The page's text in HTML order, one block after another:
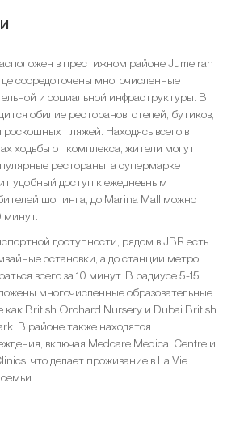
в престижном районе Jumeirah
сосредоточены многочисленные
и социальной инфраструктуры. В
обилие ресторанов, отелей, бутиков,
роскошных пляжей. Находясь всего в
ходьбы от комплекса, жители могут
рестораны, а супермаркет
удобный доступ к ежедневным
шопинга, до Marina Mall можно
минут.
доступности, рядом в JBR есть
остановки, а до станции метро
всего за 10 минут. В радиусе 5-15
многочисленные образовательные
как British Orchard Nursery и Dubai British
В районе также находятся
включая Medcare Medical Centre и
что делает проживание в La Vie